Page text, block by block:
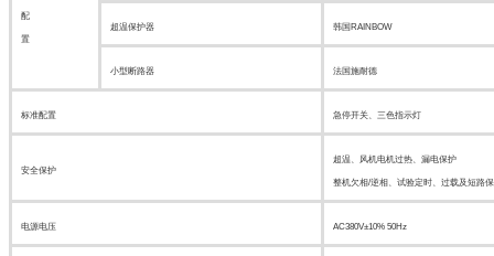
配
置
超温保护器 韩国RAINBOW
小型断路器 法国施耐德
标准配置 急停开关、三色指示灯
安全保护
超温、风机电机过热、漏电保护
整机欠相/逆相、试验定时、过载及短路
电源电压 AC380V±10% 50Hz